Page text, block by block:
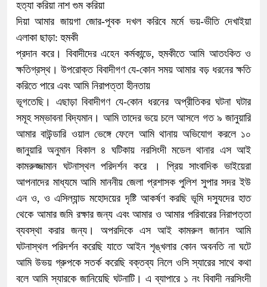
হত্যা করিয়া নাশ গুম করিয়া
দিয়া আমার জায়গা জোর-পূবক দখল করিবে মর্মে ভয়-ভীতি দেখাইয়া
এলাকা ছাড়া: হুমকী
প্রদান করে। বিবাদীদের এহেন কর্মকান্ডে, হুমকীতে আমি আতংকিত ও
ক্ষতিগ্রস্থ। উপরোক্ত বিবাদীগণ যে-কোন সময় আমার বড় ধরনের ক্ষতি
করিতে পারে এবং আমি নিরাপত্তা হীনতায়
ভূগতেছি। এছাড়া বিবাদীগণ যে-কোন ধরনের অপ্রীতিকর ঘটনা ঘটার
সমূহ সম্ভাবনা বিদ্যমান। আমি তাদের ভয়ে চলে আসলে গত ৯ জানুয়ারি
আমার বাউন্ডারি ওয়াল ভেঙ্গে ফেলে আমি থানায় অভিযোগ করলে ১০
জানুয়ারি অনুমান বিকাল ৪ ঘটিকায় নরসিংদী মডেল থানার এস আই
কামরুজ্জামান ঘটনাস্থল পরিদর্শন করে । প্রিয় সাংবাদিক ভাইয়েরা
আপনাদের মাধ্যমে আমি মাননীয় জেলা প্রশাসক পুলিশ সুপার সদর ইউ
এন ও, ও এসিল্যান্ড মহোদয়ের দৃষ্টি আকর্ষণ করছি ভূমি দস্যুদের হাত
থেকে আমার জমি রক্ষার জন্য এবং আমার ও আমার পরিবারের নিরাপত্তা
ব্যবস্থা করার জন্য। অপরদিকে এস আই কামরুল জানান আমি
ঘটনাস্থল পরিদর্শন করেছি যাতে আইন শৃঙ্খলার কোন অবনতি না ঘটে
আমি উভয় গ্রুপকে সতর্ক করেছি বক্তব্য নিলে ওসি স্যারের সাথে কথা
বলে আমি স্যারকে জানিয়েছি ঘটনাটি। এ ব্যাপারে ১ নং বিবাদী নরসিংদী